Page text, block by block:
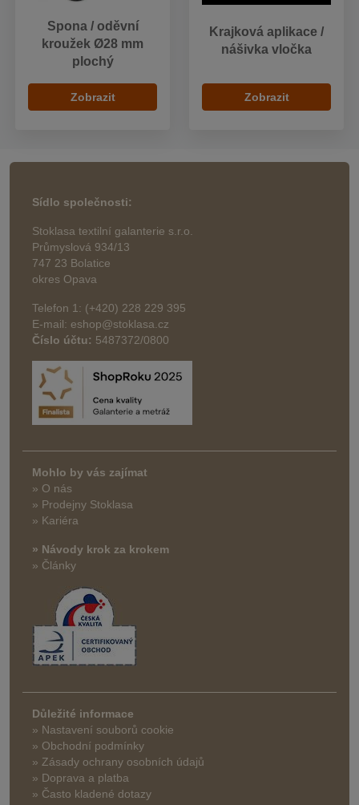
Spona / oděvní
kroužek Ø28 mm
plochý
Zobrazit
Krajková aplikace /
nášivka vločka
Zobrazit
Sídlo společnosti:
Stoklasa textilní galanterie s.r.o.
Průmyslová 934/13
747 23 Bolatice
okres Opava
Telefon 1: (+420) 228 229 395
E-mail: eshop@stoklasa.cz
Číslo účtu: 5487372/0800
Mohlo by vás zajímat
» O nás
» Prodejny Stoklasa
» Kariéra
» Návody krok za krokem
» Články
Důležité informace
» Nastavení souborů cookie
» Obchodní podmínky
» Zásady ochrany osobních údajů
» Doprava a platba
» Často kladené dotazy